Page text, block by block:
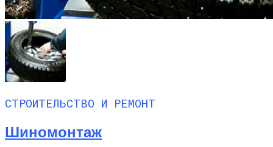
СТРОИТЕЛЬСТВО И РЕМОНТ
Шиномонтаж